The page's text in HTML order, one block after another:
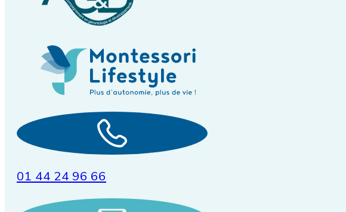
01 44 24 96 66